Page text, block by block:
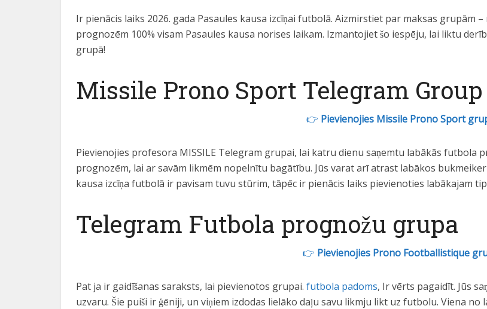
Ir pienācis laiks 2026. gada Pasaules kausa izcīņai futbolā. Aizmirstiet par maksas grupām
prognozēm 100% visam Pasaules kausa norises laikam. Izmantojiet šo iespēju, lai liktu
grupā!
Missile Prono Sport Telegram
👉 Pievienojies Missile Prono Sport
Pievienojies profesora MISSILE Telegram grupai, lai katru dienu saņemtu labākās futbola
prognozēm, lai ar savām likmēm nopelnītu bagātību. Jūs varat arī atrast labākos
kausa izcīņa futbolā ir pavisam tuvu stūrim, tāpēc ir pienācis laiks pievienoties labākajam
Telegram Futbola prognožu grupa
👉 Pievienojies Prono Footballistique
Pat ja ir gaidīšanas saraksts, lai pievienotos grupai. futbola padoms, Ir vērts pagaidīt. Jūs
uzvaru. Šie puiši ir ģēniji, un viņiem izdodas lielāko daļu savu likmju likt uz futbolu. Viena